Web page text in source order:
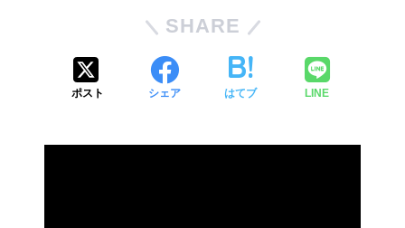
SHARE
ポスト シェア はてブ LINE